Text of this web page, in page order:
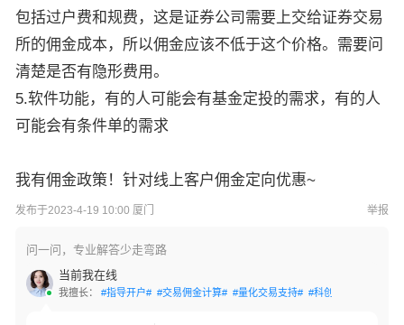
包括过户费和规费，这是证券公司需要上交给证券交易
所的佣金成本，所以佣金应该不低于这个价格。需要问
清楚是否有隐形费用。
5.软件功能，有的人可能会有基金定投的需求，有的人
可能会有条件单的需求
我有佣金政策！针对线上客户佣金定向优惠~
发布于2023-4-19 10:00 厦门 举报
问一问，专业解答少走弯路
当前我在线
我擅长： #指导开户# #交易佣金计算# #量化交易支持# #科创板开通#